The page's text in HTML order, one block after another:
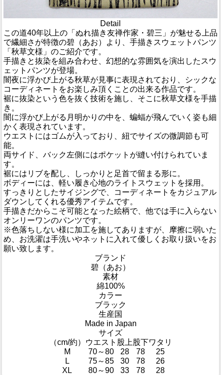
Detail
この道40年以上の「ぬれ描き友禅作家・碧三」が魅せる上品
で繊細さが特徴の碧（あお）より、手描きスウェットパンツ
「秋草文様」のご紹介です。
手描きと抜染を組み合わせ、幻想的な雰囲気を演出したスウ
ェットパンツが登場。
闇夜に浮かび上がる秋草が見事に表現されており、シックな
コーディネートをお楽しみ頂くことの出来る作品です。
裾に抜染という色を抜く技術を施し、そこに秋草文様を手描
き。
闇に浮かび上がる月明かりの中を、蝙蝠が飛んでいく姿も細
かく表現されています。
ウエストにはゴムが入っており、紐でサイズの微調節も可
能。
両サイド、バック左側にはポケットが縫い付けられていま
す。
裾にはリブを配し、しっかりと足首で留まる形に。
ボディーには、軽い履き心地のライトスウェットを採用。
すっきりとしたサイジングで、コーディネートをカジュアル
ダウンしてくれる優秀アイテムです。
手描きだからこそ可能となった絵柄で、他では手に入らない
オンリーワンのパンツです。
※色落ちしない様に加工を施してありますが、摩擦に弱いた
め、お洗濯は手洗いやネットに入れて優しくお取り扱いをお
願い致します。
ブランド
碧（あお）
素材
綿100%
カラー
ブラック
生産国
Made in Japan
サイズ
（cm/約）
ウエスト 股上 股下ワタリ
M
70～80 28 78
25
L
75～85 30 78
26
XL
80～90 33 78
28